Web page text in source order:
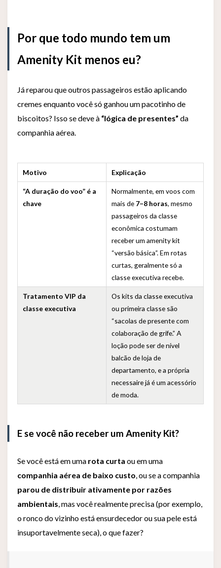
Por que todo mundo tem um
Amenity Kit menos eu?
Já reparou que outros passageiros estão aplicando
cremes enquanto você só ganhou um pacotinho de
biscoitos? Isso se deve à “lógica de presentes” da
companhia aérea.
Motivo Explicação
“A duração do voo” é a
chave
Normalmente, em voos com
mais de 7–8 horas, mesmo
passageiros da classe
econômica costumam
receber um amenity kit
“versão básica”. Em rotas
curtas, geralmente só a
classe executiva recebe.
Tratamento VIP da
classe executiva
Os kits da classe executiva
ou primeira classe são
“sacolas de presente com
colaboração de grife.” A
loção pode ser de nível
balcão de loja de
departamento, e a própria
necessaire já é um acessório
de moda.
E se você não receber um Amenity Kit?
Se você está em uma rota curta ou em uma
companhia aérea de baixo custo , ou se a companhia
parou de distribuir ativamente por razões
ambientais , mas você realmente precisa (por exemplo,
o ronco do vizinho está ensurdecedor ou sua pele está
insuportavelmente seca), o que fazer?